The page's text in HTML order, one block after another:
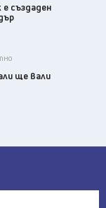
създаден
ще вали